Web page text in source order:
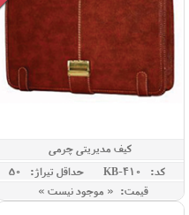
کیف مدیریتی چرمی
کد: KB-410
حداقل تيراژ: 50
قیمت: « موجود نیست »